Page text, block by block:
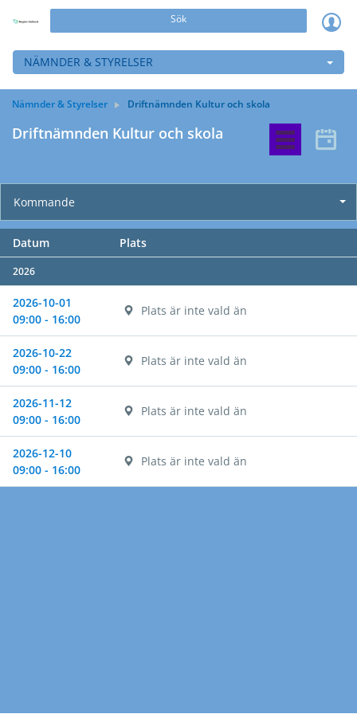
Sök
NÄMNDER & STYRELSER
Nämnder & Styrelser Driftnämnden Kultur och skola
Driftnämnden Kultur och skola
Kommande
Datum Plats
2026
2026-10-01
09:00 - 16:00
Plats är inte vald än
2026-10-22
09:00 - 16:00
Plats är inte vald än
2026-11-12
09:00 - 16:00
Plats är inte vald än
2026-12-10
09:00 - 16:00
Plats är inte vald än